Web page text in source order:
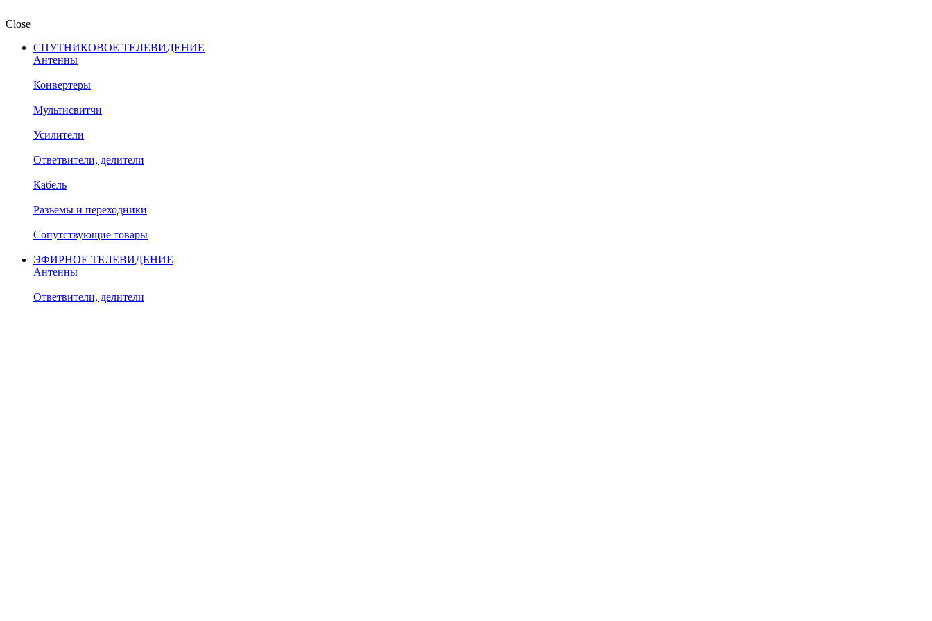
Close
СПУТНИКОВОЕ ТЕЛЕВИДЕНИЕ
Антенны
Конвертеры
Мультисвитчи
Усилители
Ответвители, делители
Кабель
Разъемы и переходники
Сопутствующие товары
ЭФИРНОЕ ТЕЛЕВИДЕНИЕ
Антенны
Ответвители, делители